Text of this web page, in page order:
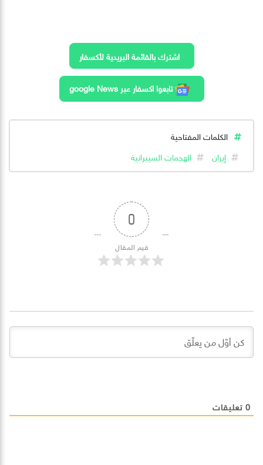
اشترك بالقائمة البريدية لأكسفار
تابعوا اكسفار عبر google News
الكلمات المفتاحية
إيران
الهجمات السيبرانية
0
قيم المقال
0 تعليقات